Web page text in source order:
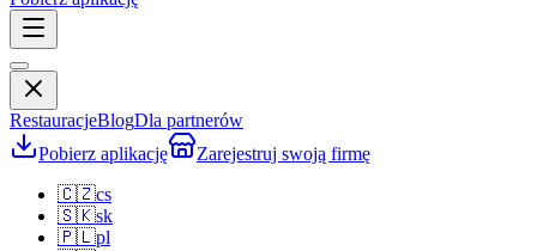
RestauracjeBlogDla partnerów
Pobierz aplikację
Zarejestruj swoją firmę
🇨🇿cs
🇸🇰sk
🇵🇱pl